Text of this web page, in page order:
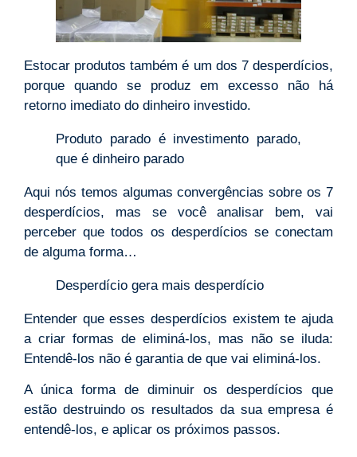
Estocar produtos também é um dos 7 desperdícios,
porque quando se produz em excesso não há
retorno imediato do dinheiro investido.
Produto parado é investimento parado,
que é dinheiro parado
Aqui nós temos algumas convergências sobre os 7
desperdícios, mas se você analisar bem, vai
perceber que todos os desperdícios se conectam
de alguma forma…
Desperdício gera mais desperdício
Entender que esses desperdícios existem te ajuda
a criar formas de eliminá-los, mas não se iluda:
Entendê-los não é garantia de que vai eliminá-los.
A única forma de diminuir os desperdícios que
estão destruindo os resultados da sua empresa é
entendê-los, e aplicar os próximos passos.